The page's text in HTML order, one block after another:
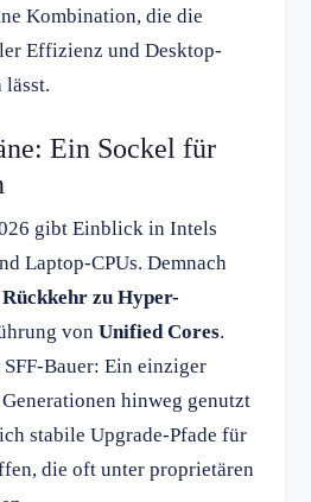
Kombination, die die
Effizienz und Desktop-
lässt.
Ein Sockel für
gibt Einblick in Intels
Laptop-CPUs. Demnach
Rückkehr zu Hyper-
von Unified Cores.
Bauer: Ein einziger
hinweg genutzt
stabile Upgrade-Pfade für
die oft unter proprietären